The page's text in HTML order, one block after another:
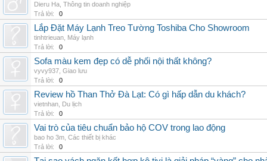
Dieru Ha Thông tin doanh nghiệp
Trả lời:
0
Lắp Đặt Máy Lạnh Treo Tường Toshiba Cho Showroom
tinhtrieuan Máy lạnh
Trả lời:
0
Sofa màu kem đẹp có dễ phối nội thất không?
vyvy937 Giao lưu
Trả lời:
0
Review hồ Than Thở Đà Lạt: Có gì hấp dẫn du khách?
vietnhan Du lịch
Trả lời:
0
Vai trò của tiêu chuẩn bảo hộ COV trong lao động
bao ho 3m Các thiết bị khác
Trả lời:
0